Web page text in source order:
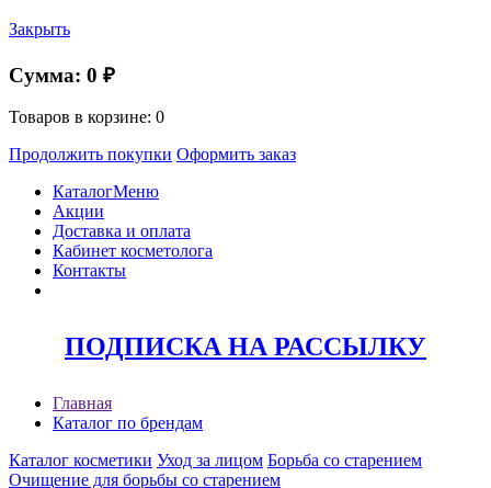
Закрыть
Сумма: 0 ₽
Товаров в корзине: 0
Продолжить покупки Оформить заказ
КаталогМеню
Акции
Доставка и оплата
Кабинет косметолога
Контакты
ПОДПИСКА НА РАССЫЛКУ
Главная
Каталог по брендам
Каталог косметики Уход за лицом Борьба со старением
Очищение для борьбы со старением